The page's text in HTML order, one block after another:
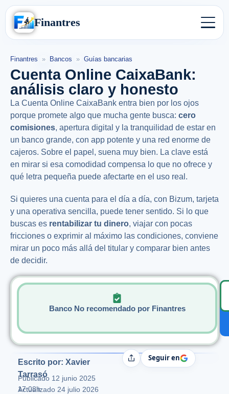
Finantres
Finantres » Bancos » Guías bancarias
Cuenta Online CaixaBank:
análisis claro y honesto
La Cuenta Online CaixaBank entra bien por los ojos
porque promete algo que mucha gente busca: cero
comisiones, apertura digital y la tranquilidad de estar en
un banco grande, con app potente y una red enorme de
cajeros. Sobre el papel, suena muy bien. La clave está
en mirar si esa comodidad compensa lo que no ofrece y
qué letra pequeña puede afectarte en el uso real.
Si quieres una cuenta para el día a día, con Bizum, tarjeta
y una operativa sencilla, puede tener sentido. Si lo que
buscas es rentabilizar tu dinero, viajar con pocas
fricciones o exprimir al máximo las condiciones, conviene
mirar un poco más allá del titular y comparar bien antes
de decidir.
Banco No recomendado por Finantres
Escrito por: Xavier
Tarrasó
Publicado 12 junio 2025
17:08h
Actualizado 24 julio 2026
CompartirSeguir en